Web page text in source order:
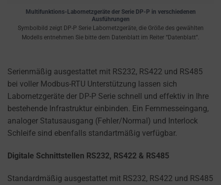
Multifunktions-Labornetzgeräte der Serie DP-P in verschiedenen
Ausführungen
Symbolbild zeigt DP-P Serie Labornetzgeräte, die Größe des gewählten
Modells entnehmen Sie bitte dem Datenblatt im Reiter “Datenblatt”.
Serienmäßig ausgestattet mit RS232, RS422 und RS485
bei voller Modbus-RTU Unterstützung lassen sich
Labornetzgeräte der DP-P Serie schnell und effektiv in Ihre
bestehende Infrastruktur einbinden. Ein Fernmesseingang,
analoger Statusausgang (Fehler/Normal) und Interlock
Schleife sind ebenfalls standartmäßig verfügbar.
Digitale Schnittstellen RS232, RS422 & RS485
Standardmäßig ausgestattet mit RS232, RS422 und RS485